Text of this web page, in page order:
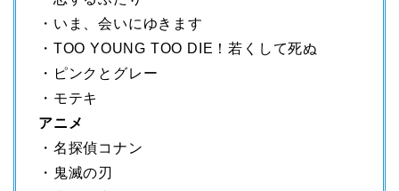
・いま、会いにゆきます
・TOO YOUNG TOO DIE！若くして死ぬ
・ピンクとグレー
・モテキ
アニメ
・名探偵コナン
・鬼滅の刃